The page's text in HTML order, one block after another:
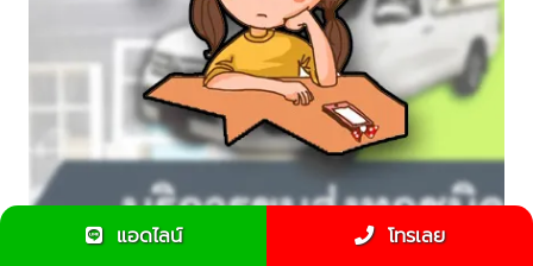
แอดไลน์ โทรเลย